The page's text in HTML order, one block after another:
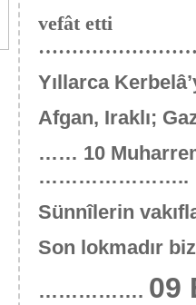
vefât etti
Yıllarca
Afgan, Iraklı;
…… 10
…………………..
Sünnîlerin
Son lokmadır
……………. 09